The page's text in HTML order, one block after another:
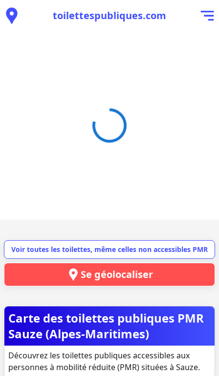
toilettespubliques.com
Voir toutes les toilettes, même celles non accessibles PMR
Se géolocaliser
Carte des toilettes publiques PMR
Sauze (Alpes-Maritimes)
Découvrez les toilettes publiques accessibles aux
personnes à mobilité réduite (PMR) situées à Sauze.